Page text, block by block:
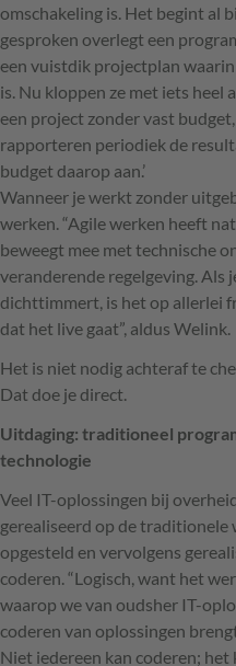
omschakeling is. Het begint al
gesproken overlegt een
een vuistdik projectplan
is. Nu kloppen ze met iets heel
een project zonder vast
rapporteren periodiek de
budget daarop aan.’
Wanneer je werkt zonder
werken. “Agile werken heeft
beweegt mee met technische
veranderende regelgeving. Als
dichttimmert, is het op allerlei
dat het live gaat”, aldus Welink.
Het is niet nodig achteraf te
Dat doe je direct.
Uitdaging: traditioneel
technologie
Veel IT-oplossingen bij
gerealiseerd op de
opgesteld en vervolgens
coderen. “Logisch, want het
waarop we van oudsher IT-
coderen van oplossingen
Niet iedereen kan coderen; het